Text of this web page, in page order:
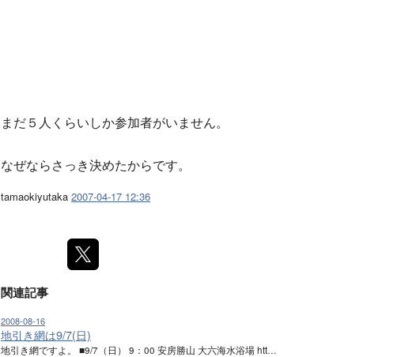
まだ５人くらいしか参加者がいません。
なぜならさっき決めたからです。
tamaokiyutaka 2007-04-17 12:36
関連記事
2008-08-16
地引き網は9/7(日)
地引き網ですよ。 ■9/7（日） 9：00 安房勝山 大六海水浴場 htt…